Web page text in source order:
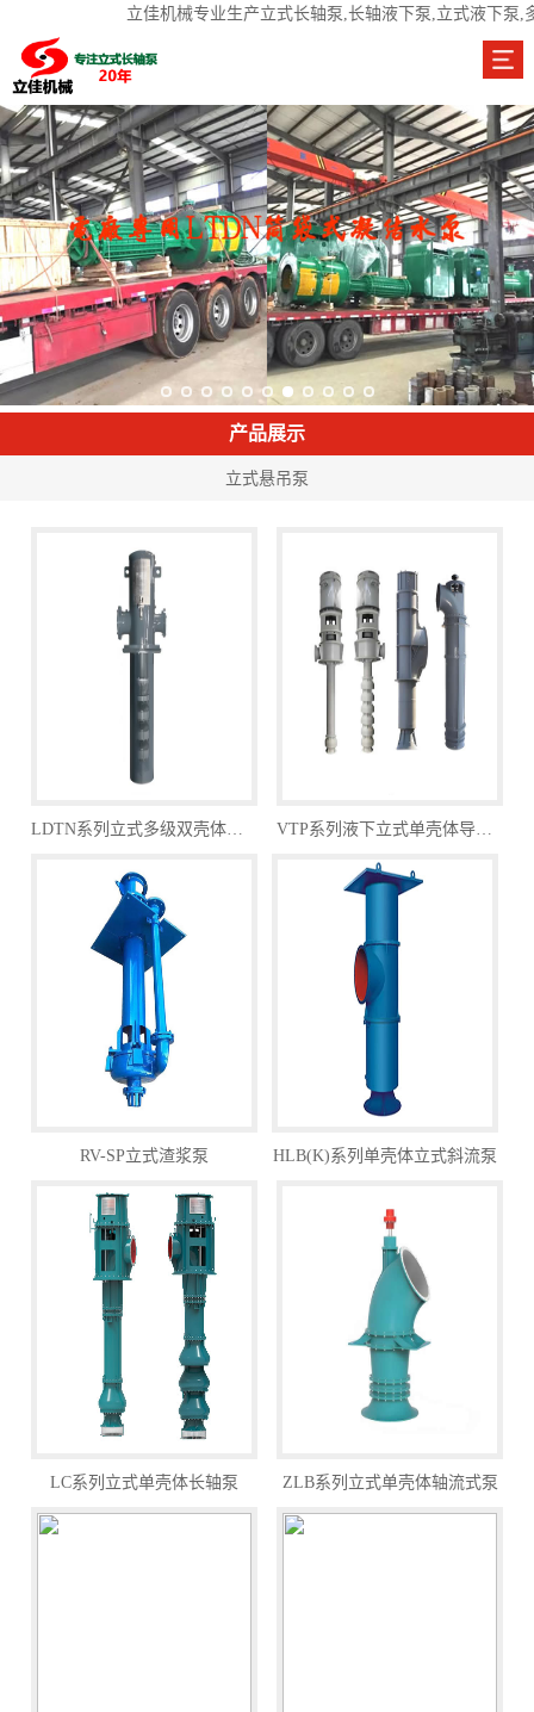
立佳机械专业生产立式长轴泵,长轴液下泵,立式液下
产品展示
立式悬吊泵
LDTN系列立式多级双壳体筒袋式悬吊泵 VTP系列液下立式单壳体导叶式泵
RV-SP立式渣浆泵 HLB(K)系列单壳体立式斜流泵
LC系列立式单壳体长轴泵 ZLB系列立式单壳体轴流式泵